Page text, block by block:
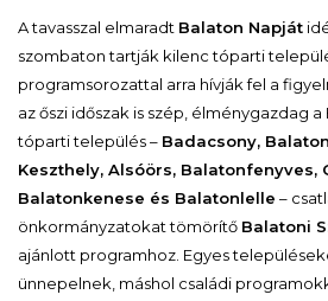
A tavasszal elmaradt Balaton Napját
szombaton tartják kilenc tóparti
programsorozattal arra hívják fel a
az őszi időszak is szép, élménygazdag
tóparti település – Badacsony,
Keszthely, Alsóörs, Balatonfenyves,
Balatonkenese és Balatonlelle –
önkormányzatokat tömörítő Balatoni
ajánlott programhoz. Egyes
ünnepelnek, máshol családi